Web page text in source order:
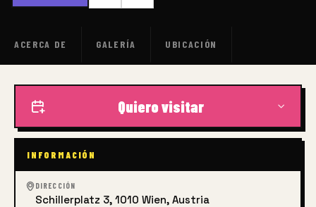
ACERCA DE GALERÍA UBICACIÓN
Quiero visitar
INFORMACIÓN
DIRECCIÓN
Schillerplatz 3, 1010 Wien, Austria